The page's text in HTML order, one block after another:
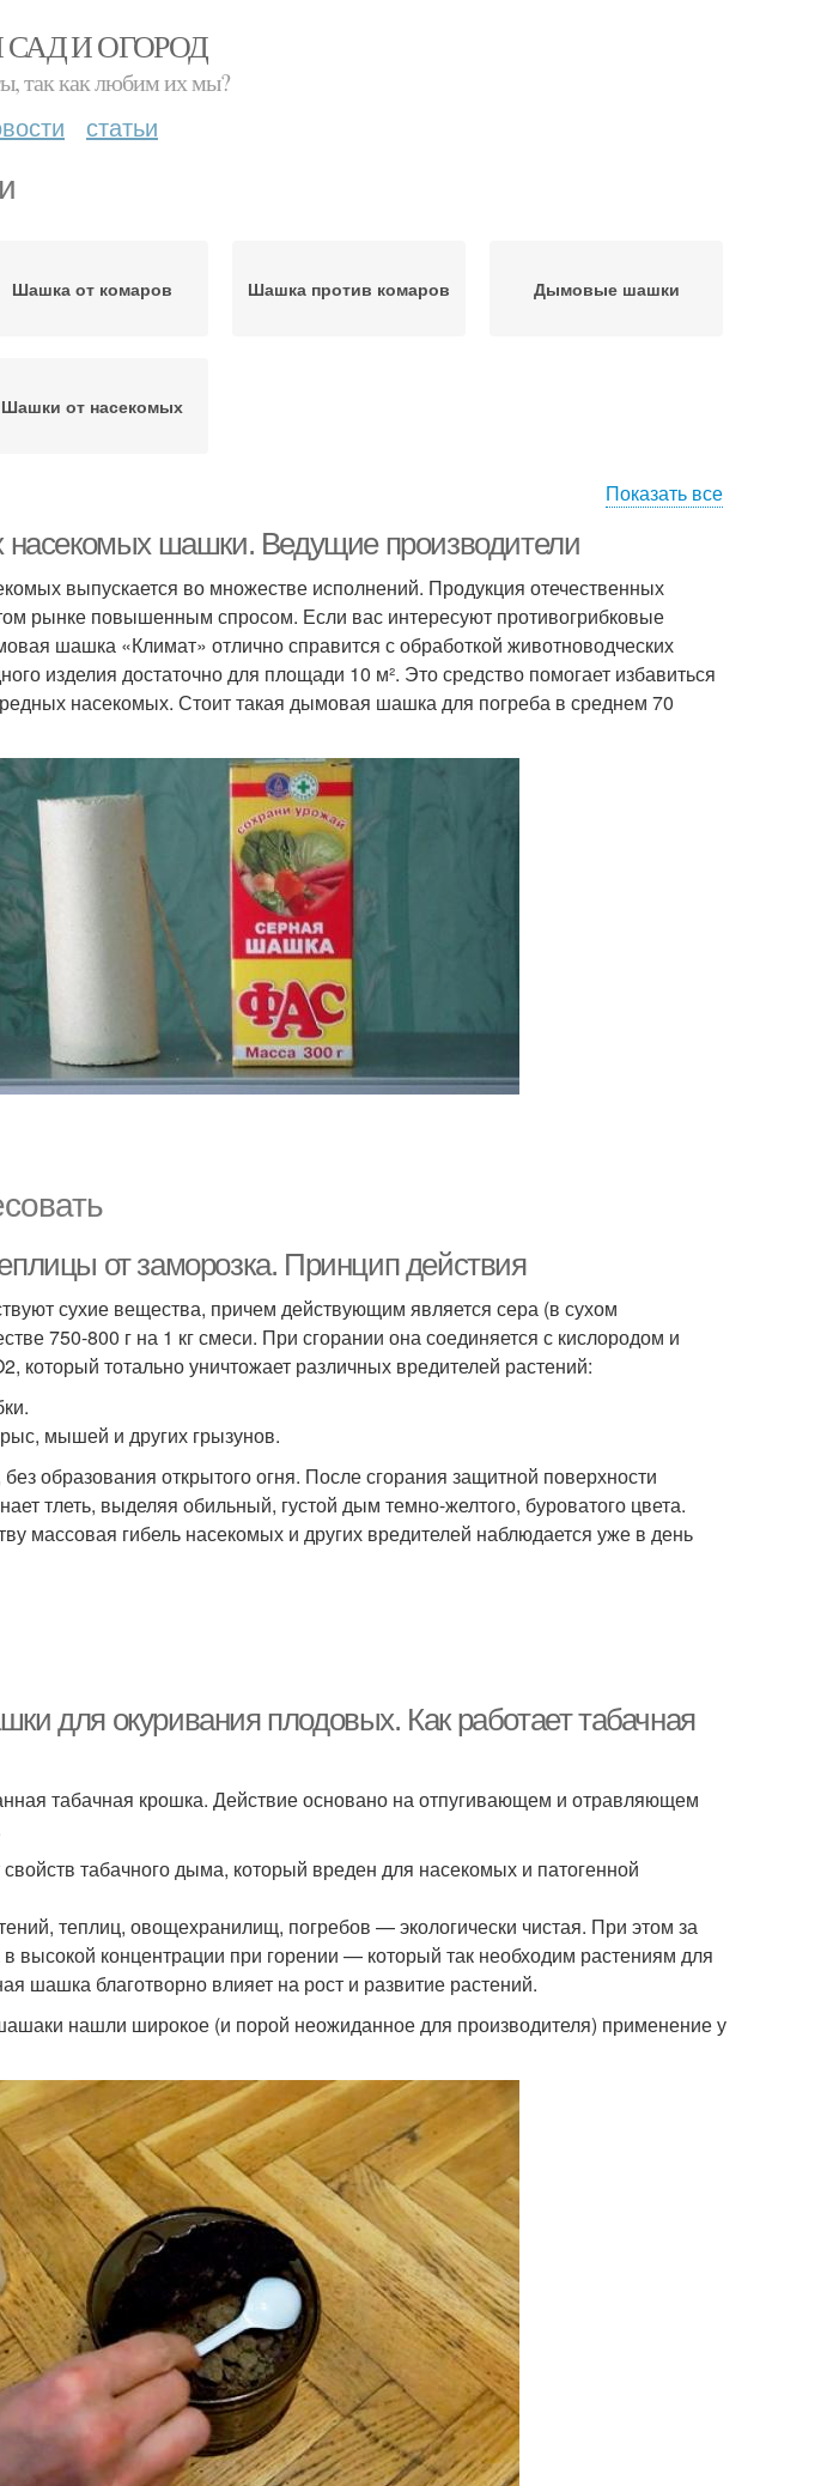
И ОГОРОД
так как любим их мы?
статьи
Шашка от комаров Шашка против комаров Дымовые шашки
Шашки от насекомых
Показать все
шашки. Ведущие производители
выпускается во множестве исполнений. Продукция отечественных
рынке повышенным спросом. Если вас интересуют противогрибковые
шашка «Климат» отлично справится с обработкой животноводческих
изделия достаточно для площади 10 м². Это средство помогает избавиться
насекомых. Стоит такая дымовая шашка для погреба в среднем 70
от заморозка. Принцип действия
сухие вещества, причем действующим является сера (в сухом
750-800 г на 1 кг смеси. При сгорании она соединяется с кислородом и
который тотально уничтожает различных вредителей растений:
мышей и других грызунов.
образования открытого огня. После сгорания защитной поверхности
тлеть, выделяя обильный, густой дым темно-желтого, буроватого цвета.
массовая гибель насекомых и других вредителей наблюдается уже в день
для окуривания плодовых. Как работает табачная
табачная крошка. Действие основано на отпугивающем и отравляющем
свойств табачного дыма, который вреден для насекомых и патогенной
теплиц, овощехранилищ, погребов — экологически чистая. При этом за
в высокой концентрации при горении — который так необходим растениям для
шашка благотворно влияет на рост и развитие растений.
нашли широкое (и порой неожиданное для производителя) применение у